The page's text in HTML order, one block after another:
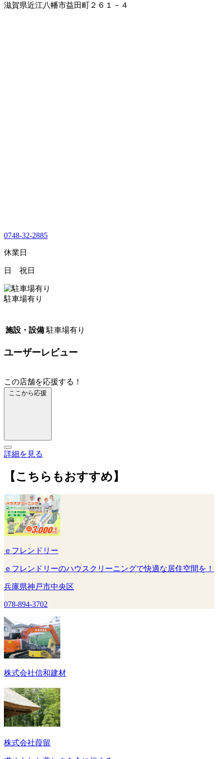
滋賀県近江八幡市益田町２６１－４
0748-32-2885
休業日
日 祝日
駐車場有り
施設・設備 駐車場有り
ユーザーレビュー
この店舗を応援する！
ここから応援
詳細を見る
【こちらもおすすめ】
ｅフレンドリー
ｅフレンドリーのハウスクリーニングで快適な居住空間を！
兵庫県神戸市中央区
078-894-3702
株式会社信和建材
株式会社葭留